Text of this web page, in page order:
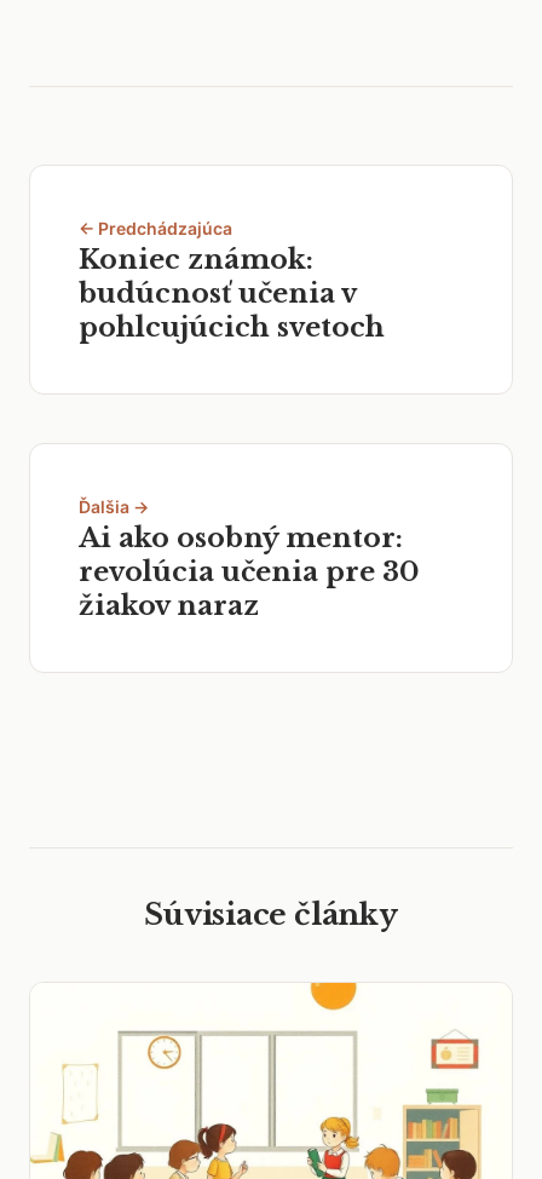
← Predchádzajúca
Koniec známok:
budúcnosť učenia v
pohlcujúcich svetoch
Ďalšia →
Ai ako osobný mentor:
revolúcia učenia pre 30
žiakov naraz
Súvisiace články